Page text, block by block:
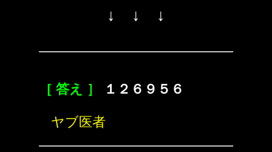
↓ ↓ ↓
［ 答え ］ １２６９５６
ヤブ医者